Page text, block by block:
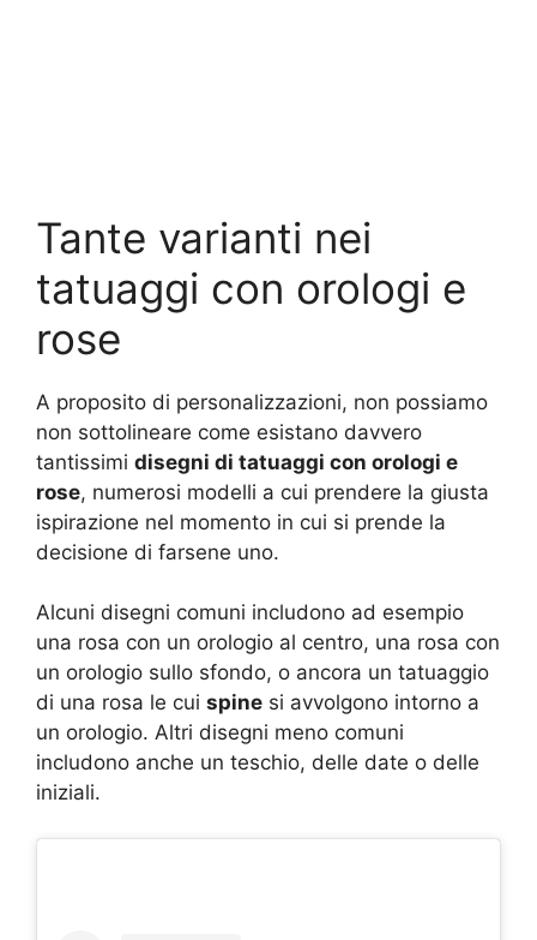
Tante varianti nei
tatuaggi con orologi e
rose
A proposito di personalizzazioni, non possiamo
non sottolineare come esistano davvero
tantissimi disegni di tatuaggi con orologi e
rose, numerosi modelli a cui prendere la giusta
ispirazione nel momento in cui si prende la
decisione di farsene uno.
Alcuni disegni comuni includono ad esempio
una rosa con un orologio al centro, una rosa con
un orologio sullo sfondo, o ancora un tatuaggio
di una rosa le cui spine si avvolgono intorno a
un orologio. Altri disegni meno comuni
includono anche un teschio, delle date o delle
iniziali.